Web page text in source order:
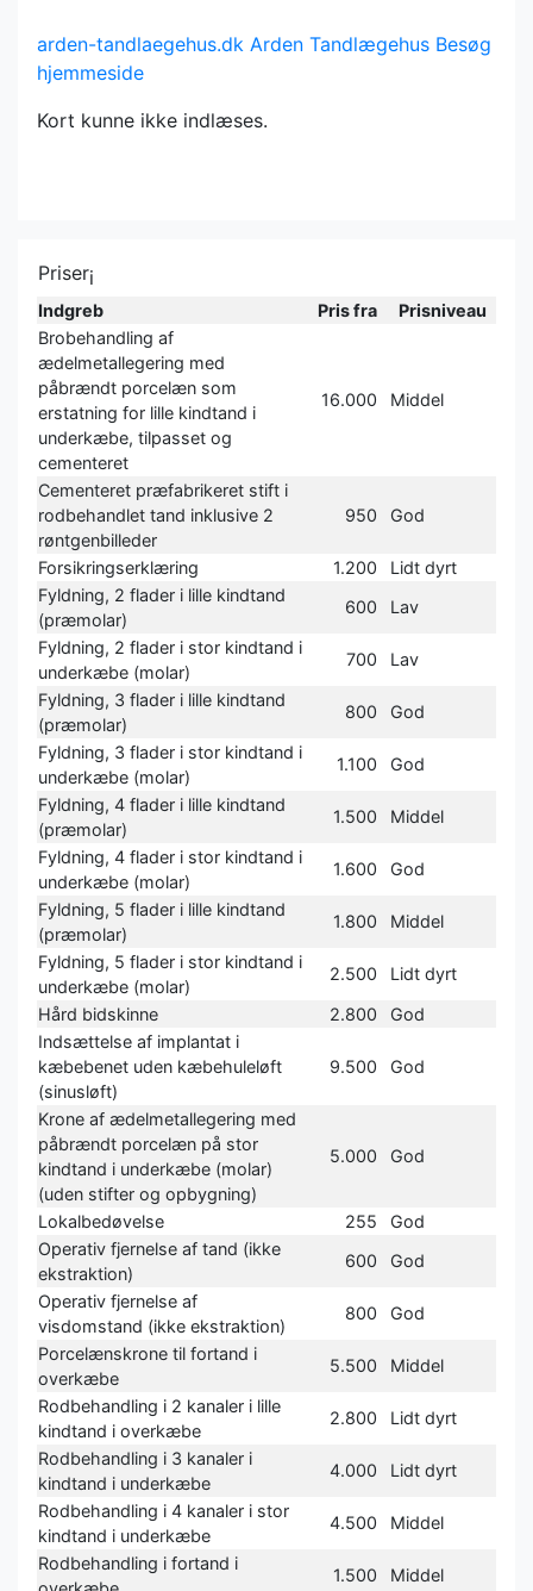
arden-tandlaegehus.dk Arden Tandlægehus Besøg
hjemmeside
Kort kunne ikke indlæses.
Priseri
Indgreb Pris fra
Prisniveau
Brobehandling af
ædelmetallegering med
påbrændt porcelæn som
erstatning for lille kindtand i
underkæbe, tilpasset og
cementeret
16.000 Middel
Cementeret præfabrikeret stift i
rodbehandlet tand inklusive 2
røntgenbilleder
950 God
Forsikringserklæring 1.200
Lidt dyrt
Fyldning, 2 flader i lille kindtand
(præmolar)
600
Lav
Fyldning, 2 flader i stor kindtand i
underkæbe (molar)
700
Lav
Fyldning, 3 flader i lille kindtand
(præmolar)
800
God
Fyldning, 3 flader i stor kindtand i
underkæbe (molar)
1.100
God
Fyldning, 4 flader i lille kindtand
(præmolar)
1.500
Middel
Fyldning, 4 flader i stor kindtand i
underkæbe (molar)
1.600
God
Fyldning, 5 flader i lille kindtand
(præmolar)
1.800
Middel
Fyldning, 5 flader i stor kindtand i
underkæbe (molar)
2.500
Lidt dyrt
Hård bidskinne
2.800
God
Indsættelse af implantat i
kæbebenet uden kæbehuleløft
(sinusløft)
9.500 God
Krone af ædelmetallegering med
påbrændt porcelæn på stor
kindtand i underkæbe (molar)
(uden stifter og opbygning)
5.000 God
Lokalbedøvelse 255
God
Operativ fjernelse af tand (ikke
ekstraktion)
600
God
Operativ fjernelse af
visdomstand (ikke ekstraktion)
800
God
Porcelænskrone til fortand i
overkæbe
5.500
Middel
Rodbehandling i 2 kanaler i lille
kindtand i overkæbe
2.800
Lidt dyrt
Rodbehandling i 3 kanaler i
kindtand i underkæbe
4.000
Lidt dyrt
Rodbehandling i 4 kanaler i stor
kindtand i underkæbe
4.500
Middel
Rodbehandling i fortand i
1.500 Middel